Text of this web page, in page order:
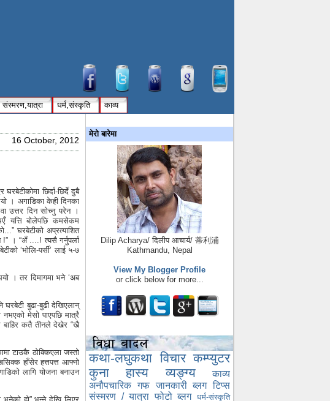
संस्मरण,यात्रा धर्म,संस्कृति काव्य
16 October, 2012
छिर्दा-छिर्दे दुबै
। अगाडिका केही दिनका
उत्तर दिन सोच्नु परेन ।
यत्ति बोलेपछि कमसेकम
घरबेटीको अप्रत्याशित
!” । “अँ ....! त्यसै गर्नुपर्ला
‘भोलि-पर्सी’ लाई ५-७
। तर दिमागमा भने ‘अब
घरबेटी बुढा-बुढी देखिएलान्
नभएको मेसो पाएपछि मात्रै
बाहिर कतै तीनले देखेर “खै
टाउकै ठोक्किएला जस्तो
हाँसेर हत्तपत्त आफ्नो
लागि योजना बनाउन
मेरो बारेमा
Dilip Acharya/ दिलीप आचार्य/ 蒂利浦
Kathmandu, Nepal
View My Blogger Profile
or click below for more...
कथा-लघुकथा विचार कम्प्युटर
कुना
हास्य व्यङ्ग्य
काव्य
अनौपचारिक गफ जानकारी ब्लग टिप्स
संस्मरण / यात्रा फोटो ब्लग धर्म-संस्कृति